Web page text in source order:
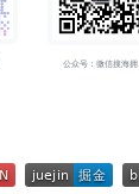
公众号：微信搜海拥